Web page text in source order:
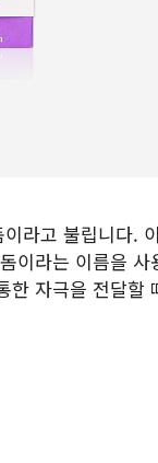
라고 불립니다.
이라는 이름을 사
한 자극을 전달할